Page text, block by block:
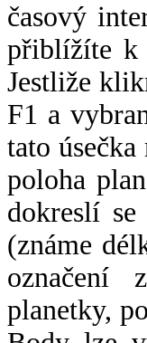
časový
přiblížíte k
Jestliže
F1 a
tato
poloha
dokreslí
(známe
označení
planetky,